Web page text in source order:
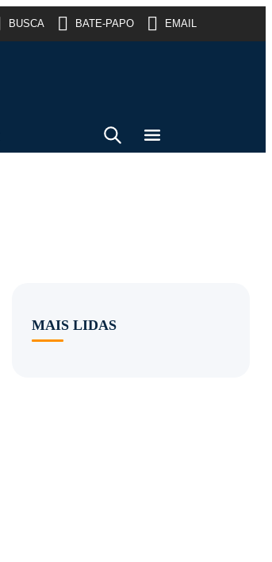
BUSCA BATE-PAPO EMAIL
MAIS LIDAS